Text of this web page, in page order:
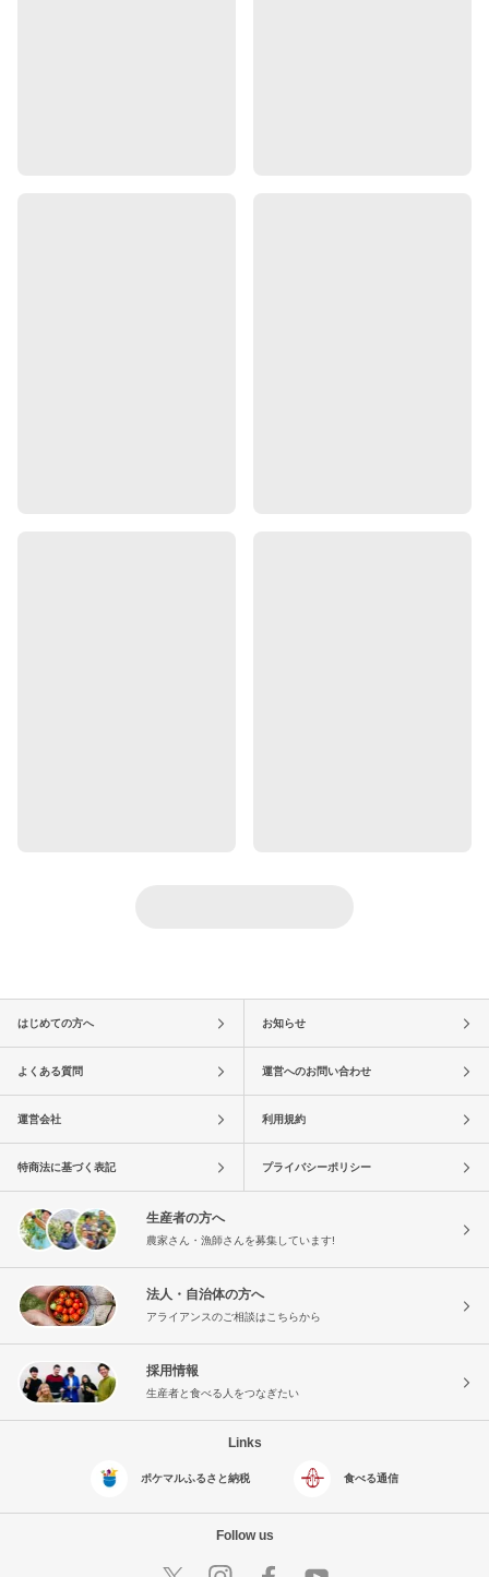
はじめての方へ お知らせ
よくある質問 運営へのお問い合わせ
運営会社 利用規約
特商法に基づく表記 プライバシーポリシー
生産者の方へ
農家さん・漁師さんを募集しています!
法人・自治体の方へ
アライアンスのご相談はこちらから
採用情報
生産者と食べる人をつなぎたい
Links
ポケマルふるさと納税 食べる通信
Follow us